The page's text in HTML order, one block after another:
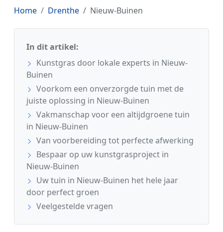
Home Drenthe Nieuw-Buinen
In dit artikel:
Kunstgras door lokale experts in Nieuw-
Buinen
Voorkom een onverzorgde tuin met de
juiste oplossing in Nieuw-Buinen
Vakmanschap voor een altijdgroene tuin
in Nieuw-Buinen
Van voorbereiding tot perfecte afwerking
Bespaar op uw kunstgrasproject in
Nieuw-Buinen
Uw tuin in Nieuw-Buinen het hele jaar
door perfect groen
Veelgestelde vragen